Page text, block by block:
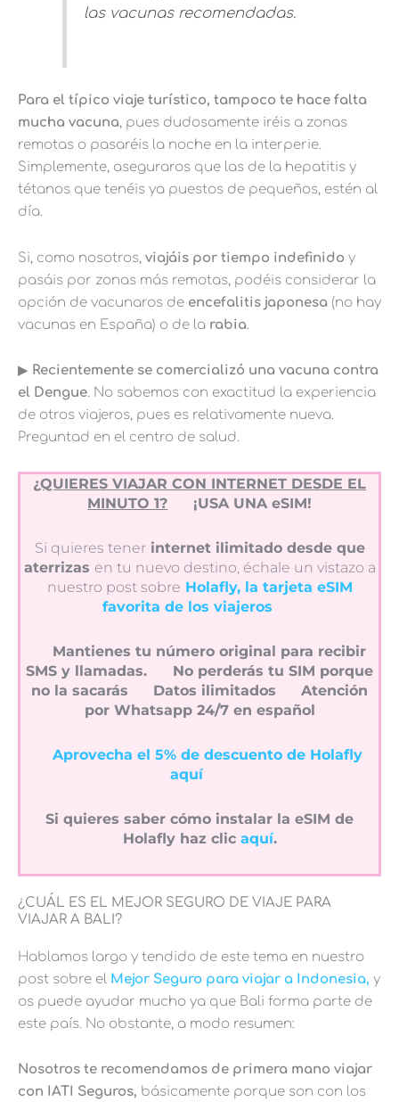
las vacunas recomendadas.
Para el típico viaje turístico, tampoco te hace falta
mucha vacuna, pues dudosamente iréis a zonas
remotas o pasaréis la noche en la interperie.
Simplemente, aseguraros que las de la hepatitis y
tétanos que tenéis ya puestos de pequeños, estén al
día.
Si, como nosotros, viajáis por tiempo indefinido y
pasáis por zonas más remotas, podéis considerar la
opción de vacunaros de encefalitis japonesa (no hay
vacunas en España) o de la rabia.
▶︎ Recientemente se comercializó una vacuna contra
el Dengue. No sabemos con exactitud la experiencia
de otros viajeros, pues es relativamente nueva.
Preguntad en el centro de salud.
¿QUIERES VIAJAR CON INTERNET DESDE EL
MINUTO 1?
¡USA UNA eSIM!
Si quieres tenerinternet ilimitado desde que
aterrizas en tu nuevo destino, échale un vistazo a
nuestro post sobre Holafly, la tarjeta eSIM
favorita de los viajeros
Mantienes tu número original para recibir
SMS y llamadas.
No perderás tu SIM porque
no la sacarás
Datos ilimitados
Atención
por Whatsapp 24/7 en español
Aprovecha el 5% de descuento de Holafly
aquí
Si quieres saber cómo instalar la eSIM de
Holafly haz clic aquí.
¿CUÁL ES EL MEJOR SEGURO DE VIAJE PARA
VIAJAR A BALI?
Hablamos largo y tendido de este tema en nuestro
post sobre el Mejor Seguro para viajar a Indonesia, y
os puede ayudar mucho ya que Bali forma parte de
este país. No obstante, a modo resumen:
Nosotros te recomendamos de primera mano viajar
con IATI Seguros, básicamente porque son con los